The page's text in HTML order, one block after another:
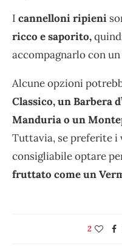
I cannelloni ripieni
ricco e saporito,
accompagnarlo con
Alcune opzioni
Classico, un Barbera
Manduria o un
Tuttavia, se preferite i
consigliabile optare
fruttato come un
2